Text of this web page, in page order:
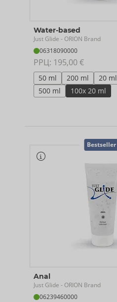
Water-based
Just Glide - ORION Brand
06318090000
РРЦ: 195,00 €
50 ml 200 ml 20 ml
500 ml
100x 20 ml
Bestseller
Anal
Just Glide - ORION Brand
06239460000